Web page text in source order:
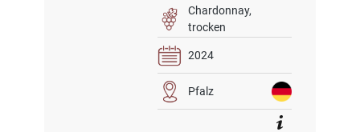
Chardonnay
trocken
2024
Pfalz